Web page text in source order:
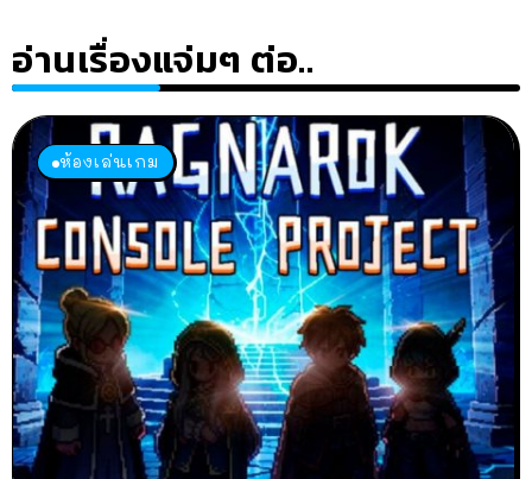
อ่านเรื่องแจ่มๆ ต่อ..
ห้องเล่นเกม